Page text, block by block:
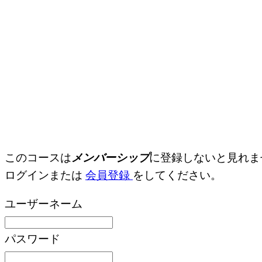
このコースはメンバーシップに登録しないと見れ
ログインまたは 会員登録 をしてください。
ユーザーネーム
パスワード